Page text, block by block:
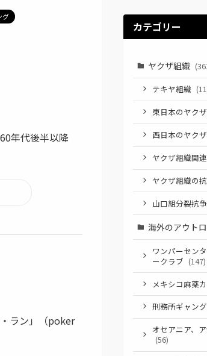
グ
年代後半以降
ラン」（poker
カテゴリー
ヤクザ組織
テキヤ組織
東日本のヤク
西日本のヤク
ヤクザ組織関連
ヤクザ組織の
山口組分裂抗争
海外のアウト
ワンパーセン
ークラブ (147)
メキシコ麻薬
刑務所ギャング
オセアニア、
(56)